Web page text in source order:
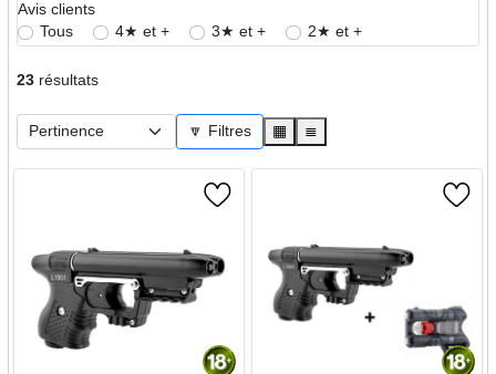
Avis clients
Tous
4★ et + 3★ et + 2★ et +
23résultats
🔽 Filtres ▦ ≣